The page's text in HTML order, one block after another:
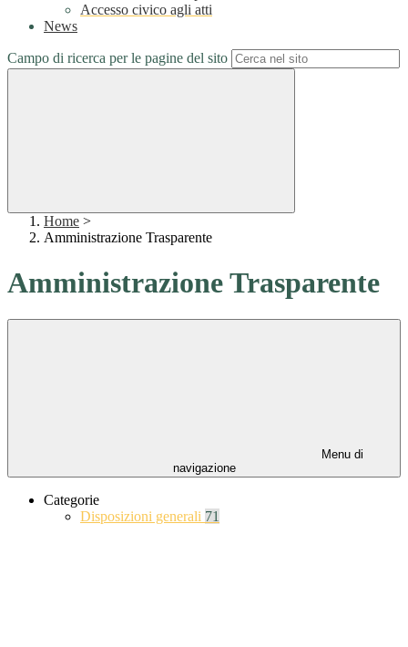
Accesso civico agli atti
News
Campo di ricerca per le pagine del sito
Home >
Amministrazione Trasparente
Amministrazione Trasparente
Menu di
navigazione
Categorie
Disposizioni generali 71